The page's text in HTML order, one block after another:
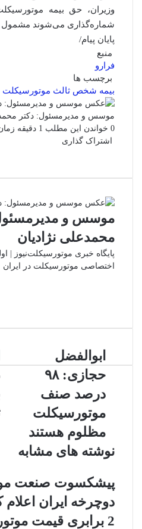
وزیران، حق بیمه
شماره‌گذاری می‌شوند مشمول تخفیف ۲۰
پایان پیام/
منبع
فرارو
برچسب ها
بیمه شخص ثالث موتورسیکلت
موسس و مدیرمسئول: دکتر
0 خواندن این مطلب 1 دقیقه زمان میبرد
اشتراک گذاری
از
ایمیل
موسس و
محمدعلی نژادیان
پایگاه خبری موتورسیکلت‌نیوز |
اختصاصی موتورسیکلت در ایران
ابوالفضل
حجازى:
٩٨
درصد
صنف
موتورسيكلت
مظلوم
هستند
ابوالفضل
حجازى: ٩٨
درصد صنف
موتورسيكلت
مظلوم هستند
نوشته های مشابه
پیشکسوت صنعت
دوچرخه ایران
2 برابری قیمت